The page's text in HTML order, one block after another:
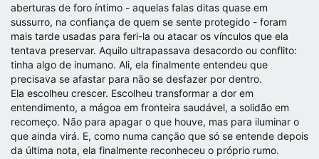
aberturas de foro íntimo - aquelas falas ditas quase em
sussurro, na confiança de quem se sente protegido - foram
mais tarde usadas para feri-la ou atacar os vínculos que ela
tentava preservar. Aquilo ultrapassava desacordo ou conflito:
tinha algo de inumano. Ali, ela finalmente entendeu que
precisava se afastar para não se desfazer por dentro.
Ela escolheu crescer. Escolheu transformar a dor em
entendimento, a mágoa em fronteira saudável, a solidão em
recomeço. Não para apagar o que houve, mas para iluminar o
que ainda virá. E, como numa canção que só se entende depois
da última nota, ela finalmente reconheceu o próprio rumo.